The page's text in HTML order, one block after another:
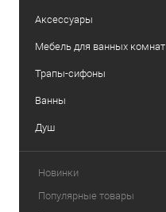
Аксессуары
Мебель для ванных комнат
Трапы-сифоны
Ванны
Душ
Новинки
Популярные товары